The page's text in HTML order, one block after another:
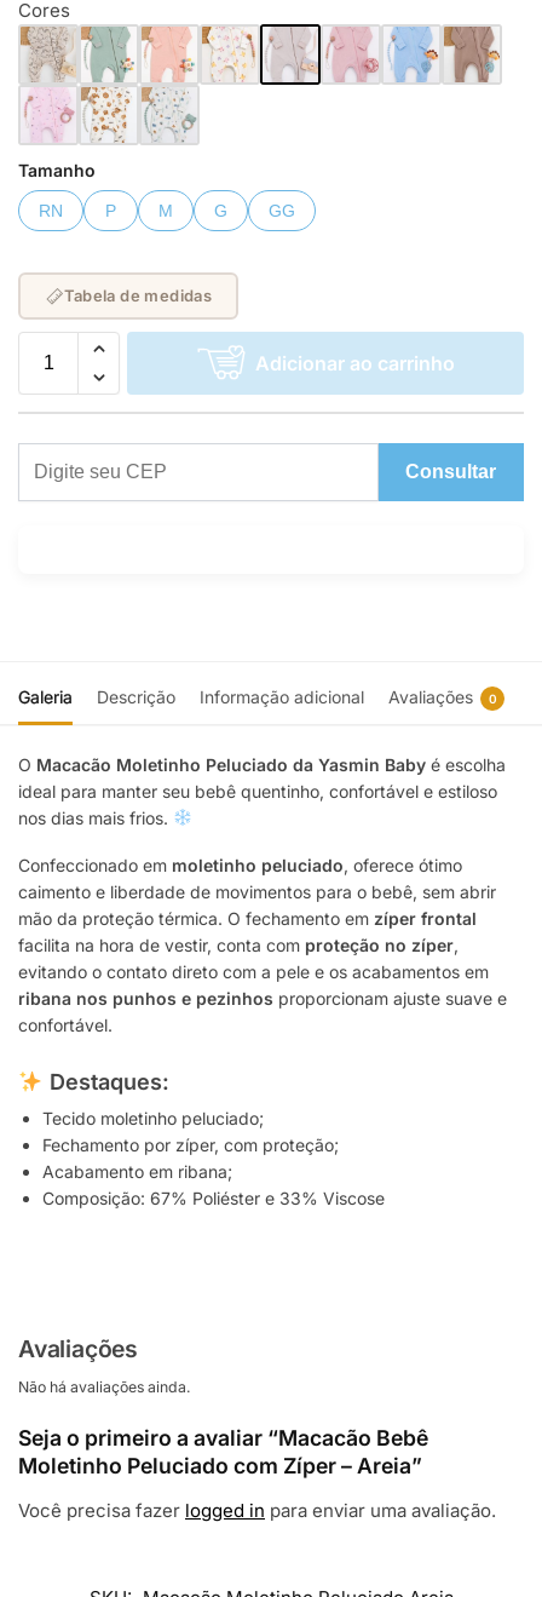
Cores
Tamanho
RN P M G GG
Tabela de medidas
Adicionar ao carrinho
Consultar
Galeria Descrição Informação adicional Avaliações 0
O Macacão Moletinho Peluciado da Yasmin Baby é escolha
ideal para manter seu bebê quentinho, confortável e estiloso
nos dias mais frios.
Confeccionado em moletinho peluciado, oferece ótimo
caimento e liberdade de movimentos para o bebê, sem abrir
mão da proteção térmica. O fechamento em zíper frontal
facilita na hora de vestir, conta com proteção no zíper,
evitando o contato direto com a pele e os acabamentos em
ribana nos punhos e pezinhos proporcionam ajuste suave e
confortável.
Destaques:
Tecido moletinho peluciado;
Fechamento por zíper, com proteção;
Acabamento em ribana;
Composição: 67% Poliéster e 33% Viscose
Avaliações
Não há avaliações ainda.
Seja o primeiro a avaliar “Macacão Bebê
Moletinho Peluciado com Zíper – Areia”
Você precisa fazer logged in para enviar uma avaliação.